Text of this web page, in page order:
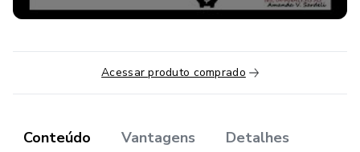
Acessar produto comprado
Conteúdo Vantagens Detalhes